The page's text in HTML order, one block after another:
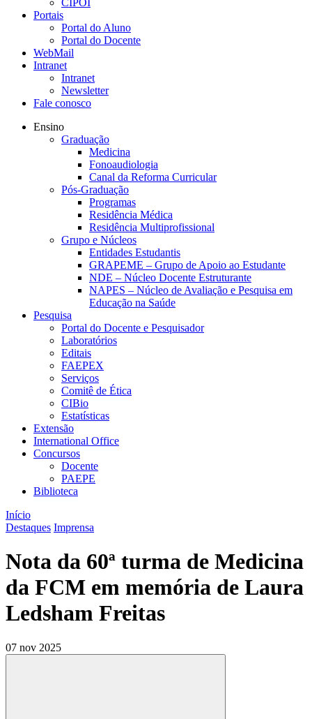
CIPOI
Portais
Portal do Aluno
Portal do Docente
WebMail
Intranet
Intranet
Newsletter
Fale conosco
Ensino
Graduação
Medicina
Fonoaudiologia
Canal da Reforma Curricular
Pós-Graduação
Programas
Residência Médica
Residência Multiprofissional
Grupo e Núcleos
Entidades Estudantis
GRAPEME – Grupo de Apoio ao Estudante
NDE – Núcleo Docente Estruturante
NAPES – Núcleo de Avaliação e Pesquisa em
Educação na Saúde
Pesquisa
Portal do Docente e Pesquisador
Laboratórios
Editais
FAEPEX
Serviços
Comitê de Ética
CIBio
Estatísticas
Extensão
International Office
Concursos
Docente
PAEPE
Biblioteca
Início
Destaques Imprensa
Nota da 60ª turma de Medicina
da FCM em memória de Laura
Ledsham Freitas
07 nov 2025